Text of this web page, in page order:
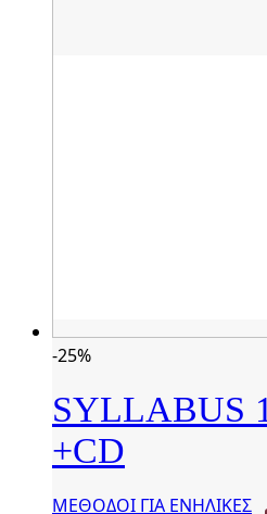
-25%
SYLLABUS
+CD
ΜΕΘΟΔΟΙ ΓΙΑ ΕΝΗΛΙΚΕΣ